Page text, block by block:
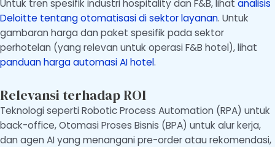
Untuk tren spesifik industri hospitality dan F&B, lihat analisis
Deloitte tentang otomatisasi di sektor layanan. Untuk
gambaran harga dan paket spesifik pada sektor
perhotelan (yang relevan untuk operasi F&B hotel), lihat
panduan harga automasi AI hotel.
Relevansi terhadap ROI
Teknologi seperti Robotic Process Automation (RPA) untuk
back-office, Otomasi Proses Bisnis (BPA) untuk alur kerja,
dan agen AI yang menangani pre-order atau rekomendasi,